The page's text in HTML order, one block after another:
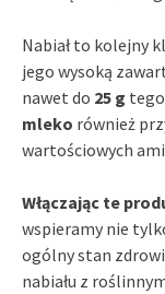
Nabiał to kolejny
jego wysoką
nawet do 25 g
mleko również
wartościowych
Włączając te
wspieramy nie
ogólny stan
nabiału z